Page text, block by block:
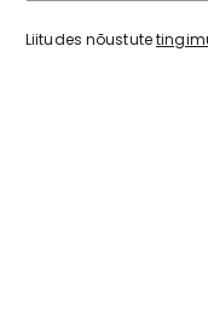
Liitudes nõustute